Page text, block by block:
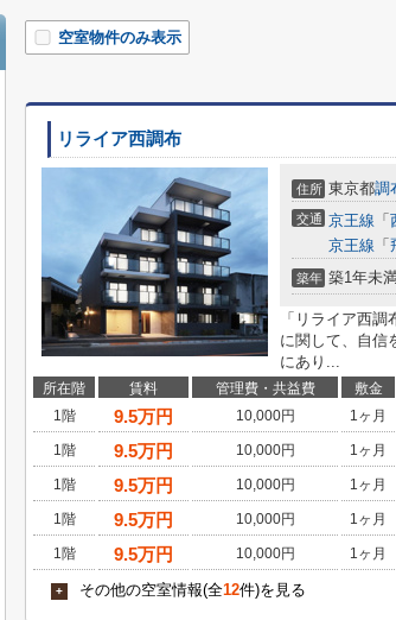
空室物件のみ表示
リライア西調布
住所 東京都調
交通 京王線 「
京王線 「
築年 築1年未
「リライア西
に関して、自信
にあり...
所在階 賃料 管理費・共益費 敷金
1階
9.5万円 10,000円 1ヶ月
1階
9.5万円 10,000円 1ヶ月
1階
9.5万円 10,000円 1ヶ月
1階
9.5万円 10,000円 1ヶ月
1階
9.5万円 10,000円 1ヶ月
+ その他の空室情報(全12件)を見る